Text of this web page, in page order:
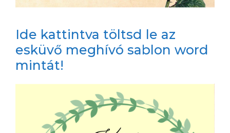
Ide kattintva töltsd le az
esküvő meghívó sablon word
mintát!